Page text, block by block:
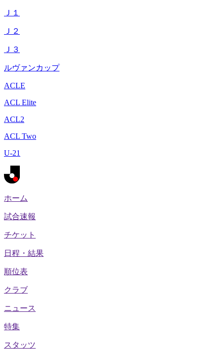
Ｊ１
Ｊ２
Ｊ３
ルヴァンカップ
ACLE
ACL Elite
ACL2
ACL Two
U-21
ホーム
試合速報
チケット
日程・結果
順位表
クラブ
ニュース
特集
スタッツ